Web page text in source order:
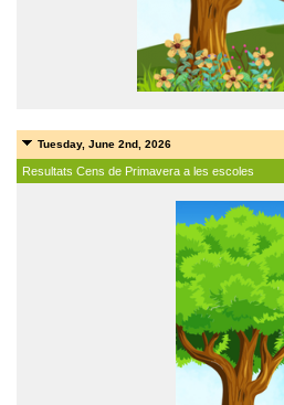
Tuesday, June 2nd, 2026
Resultats Cens de Primavera a les escoles